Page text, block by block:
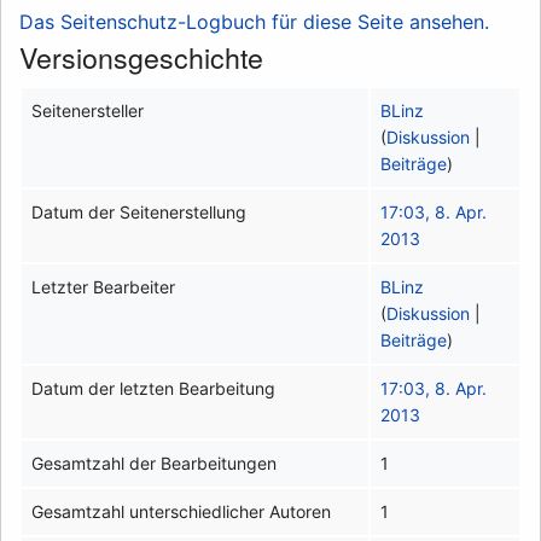
Das Seitenschutz-Logbuch für diese Seite ansehen.
Versionsgeschichte
Seitenersteller
BLinz
(Diskussion
Beiträge)
Datum der Seitenerstellung
17:03, 8. Apr.
2013
Letzter Bearbeiter
BLinz
(Diskussion
Beiträge)
Datum der letzten Bearbeitung
17:03, 8. Apr.
2013
Gesamtzahl der Bearbeitungen 1
Gesamtzahl unterschiedlicher Autoren 1